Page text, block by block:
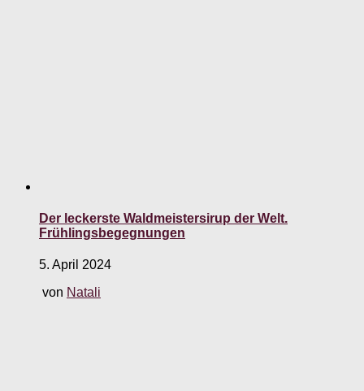
Der leckerste Waldmeistersirup der Welt.
Frühlingsbegegnungen
5. April 2024
von Natali